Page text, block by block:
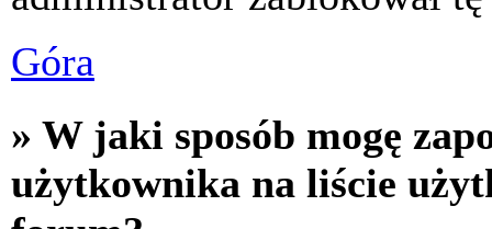
Góra
» W jaki sposób mogę
użytkownika na liście